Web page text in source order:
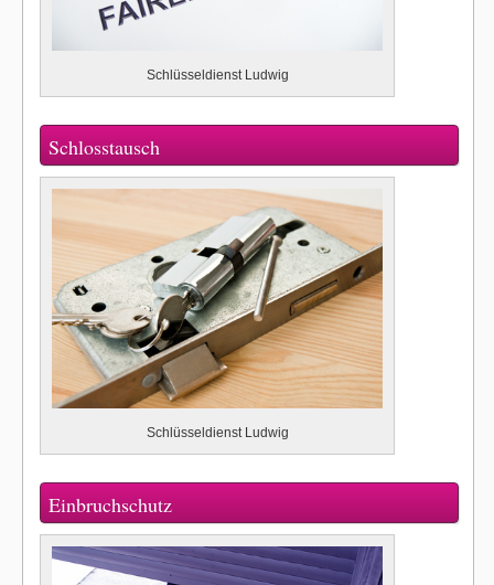
Schlüsseldienst Ludwig
Schlosstausch
Schlüsseldienst Ludwig
Einbruchschutz